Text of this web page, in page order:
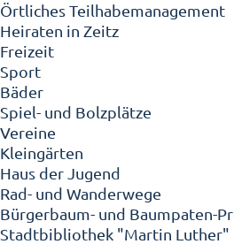
Örtliches Teilhabemanagement
Heiraten in Zeitz
Freizeit
Sport
Bäder
Spiel- und Bolzplätze
Vereine
Kleingärten
Haus der Jugend
Rad- und Wanderwege
Bürgerbaum- und Baumpaten-
Stadtbibliothek "Martin Luther"